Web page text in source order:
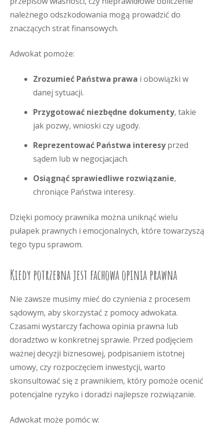
należnego odszkodowania mogą prowadzić do
znaczących strat finansowych.
Adwokat pomoże:
Zrozumieć Państwa prawa i obowiązki w
danej sytuacji.
Przygotować niezbędne dokumenty, takie
jak pozwy, wnioski czy ugody.
Reprezentować Państwa interesyprzed
sądem lub w negocjacjach.
Osiągnąć sprawiedliwe rozwiązanie,
chroniące Państwa interesy.
Dzięki pomocy prawnika można uniknąć wielu
pułapek prawnych i emocjonalnych, które towarzyszą
tego typu sprawom.
Kiedy potrzebna jest fachowa opinia prawna
Nie zawsze musimy mieć do czynienia z procesem
sądowym, aby skorzystać z pomocy adwokata.
Czasami wystarczy fachowa opinia prawna lub
doradztwo w konkretnej sprawie. Przed podjęciem
ważnej decyzji biznesowej, podpisaniem istotnej
umowy, czy rozpoczęciem inwestycji, warto
skonsultować się z prawnikiem, który pomoże ocenić
potencjalne ryzyko i doradzi najlepsze rozwiązanie.
Adwokat może pomóc w: